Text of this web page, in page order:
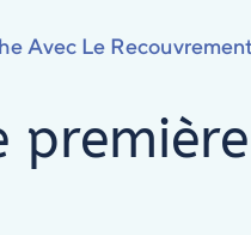
Avec Le Recouvrement